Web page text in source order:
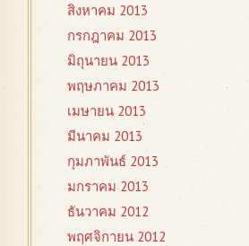
สิงหาคม 2013
กรกฎาคม 2013
มิถุนายน 2013
พฤษภาคม 2013
เมษายน 2013
มีนาคม 2013
กุมภาพันธ์ 2013
มกราคม 2013
ธันวาคม 2012
พฤศจิกายน 2012